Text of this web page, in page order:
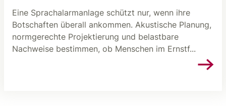
Eine Sprachalarmanlage schützt nur, wenn ihre
Botschaften überall ankommen. Akustische Planung,
normgerechte Projektierung und belastbare
Nachweise bestimmen, ob Menschen im Ernstf...